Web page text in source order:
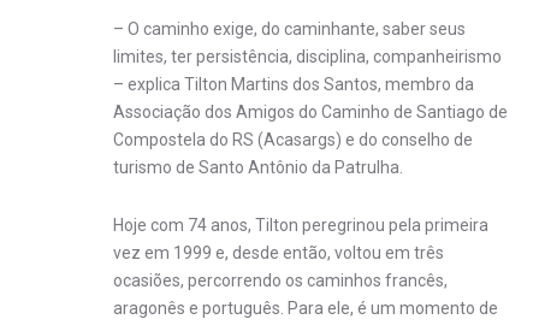
– O caminho exige, do caminhante, saber seus
limites, ter persistência, disciplina, companheirismo
– explica Tilton Martins dos Santos, membro da
Associação dos Amigos do Caminho de Santiago de
Compostela do RS (Acasargs) e do conselho de
turismo de Santo Antônio da Patrulha.
Hoje com 74 anos, Tilton peregrinou pela primeira
vez em 1999 e, desde então, voltou em três
ocasiões, percorrendo os caminhos francês,
aragonês e português. Para ele, é um momento de